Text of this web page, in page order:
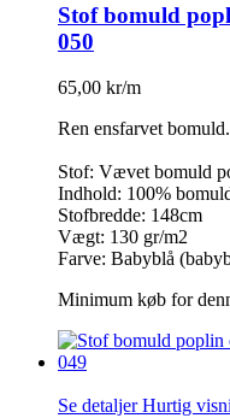
Stof bomuld
050
65,00 kr/m
Ren ensfarvet bomuld.
Stof: Vævet bomuld
Indhold: 100%
Stofbredde: 148cm
Vægt: 130 gr/m2
Farve: Babyblå
Minimum køb for
Se detaljerHurtig